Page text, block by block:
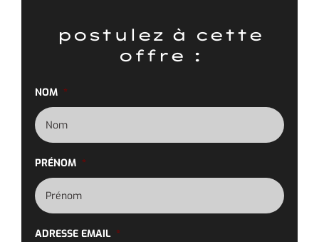
postulez à cette
offre :
NOM *
PRÉNOM *
ADRESSE EMAIL *